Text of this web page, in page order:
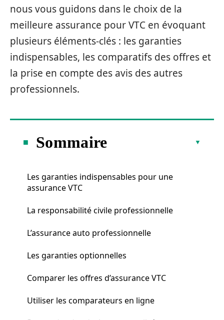
nous vous guidons dans le choix de la
meilleure assurance pour VTC en évoquant
plusieurs éléments-clés : les garanties
indispensables, les comparatifs des offres et
la prise en compte des avis des autres
professionnels.
Sommaire
Les garanties indispensables pour une
assurance VTC
La responsabilité civile professionnelle
L’assurance auto professionnelle
Les garanties optionnelles
Comparer les offres d’assurance VTC
Utiliser les comparateurs en ligne